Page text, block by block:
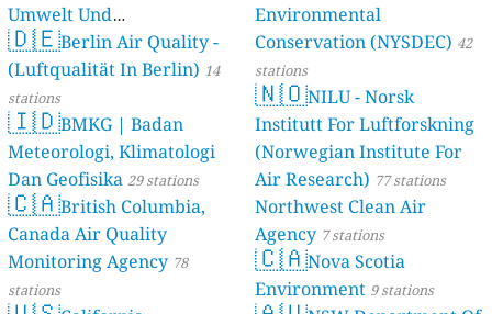
Umwelt Und
Verbraucherschutz) - LfU
46 stations
🇩🇪Berlin Air Quality -
(Luftqualität In Berlin) 14
stations
🇮🇩BMKG | Badan
Meteorologi, Klimatologi
Dan Geofisika 29 stations
🇨🇦British Columbia,
Canada Air Quality
Monitoring Agency 78
stations
Environmental
Conservation (NYSDEC) 42
stations
🇳🇴NILU - Norsk
Institutt For Luftforskning
(Norwegian Institute For
Air Research) 77 stations
Northwest Clean Air
Agency 7 stations
🇨🇦Nova Scotia
Environment 9 stations